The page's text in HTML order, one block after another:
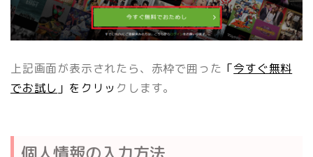
上記画面が表示されたら、赤枠で囲った 「今すぐ無料
でお試し 」をクリッ クします。
個人情報の入力方法